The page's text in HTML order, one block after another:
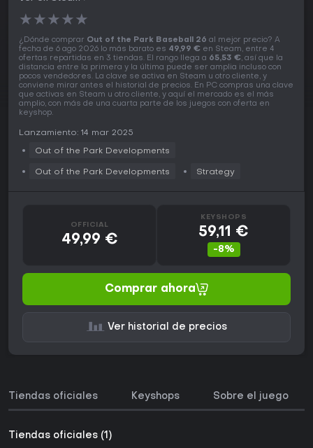
★★★★★
¿Dónde comprar Out of the Park Baseball 26 al mejor precio? A
fecha de 6 ago 2026 lo más barato es 49,99 € en Steam, entre 4
ofertas repartidas en 3 tiendas. El rango llega a 65,53 €, así que la
distancia entre la primera y la última puede ser amplia incluso con
pocos vendedores. La clave se activa en Steam u otro cliente, y
conviene mirar antes el historial de precios. En PC compras una clave
que activas en Steam u otro cliente, y aquí el mercado es el más
amplio, con más de una cuarta parte de los juegos con oferta en
keyshop.
Lanzamiento: 14 mar 2025
Out of the Park Developments
Out of the Park Developments Strategy
OFFICIAL
49,99 €
KEYSHOPS
59,11 €
-8%
Comprar ahora
Ver historial de precios
Tiendas oficiales Keyshops Sobre el juego
Tiendas oficiales (1)